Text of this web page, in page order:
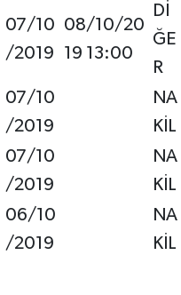
07/10
/2019
08/10/20
19 13:00
Dİ
ĞE
R
07/10
/2019
NA
KİL
07/10
/2019
NA
KİL
06/10
/2019
NA
KİL